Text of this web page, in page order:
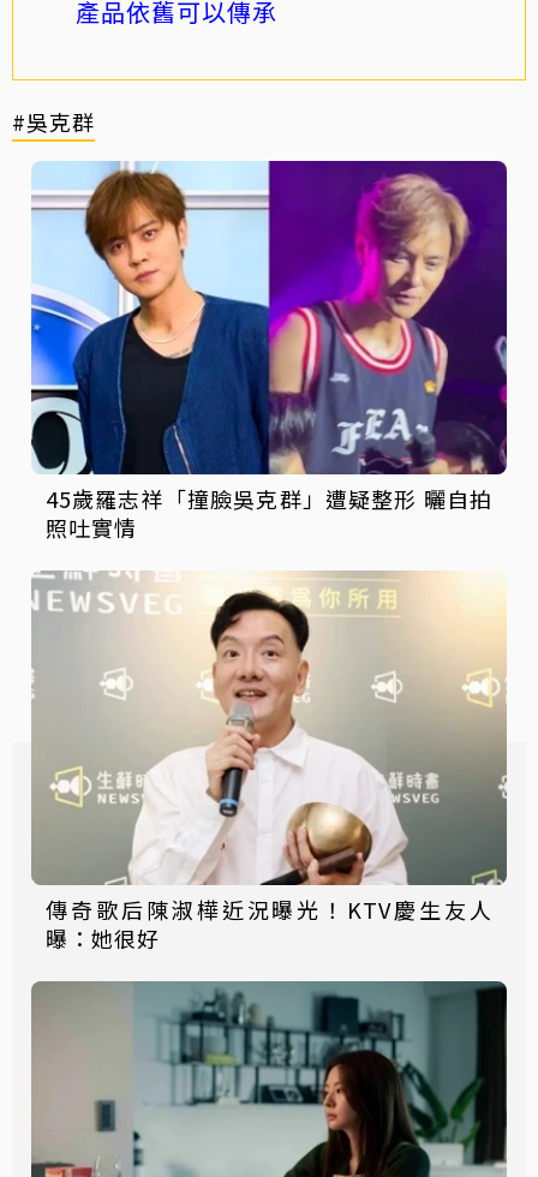
產品依舊可以傳承
#吳克群
45歲羅志祥「撞臉吳克群」遭疑整形 曬自拍
照吐實情
傳奇歌后陳淑樺近況曝光！KTV慶生友人
曝：她很好